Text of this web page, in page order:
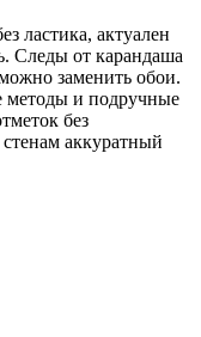
ластика, актуален
Следы от карандаша
заменить обои.
методы и подручные
без
аккуратный